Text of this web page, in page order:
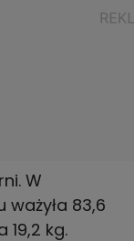
W
83,6
19,2 kg.